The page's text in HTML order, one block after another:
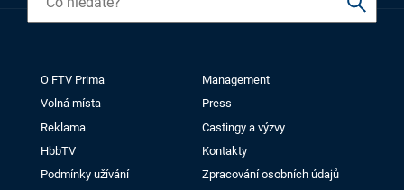
O FTV Prima
Management
Volná místa
Press
Reklama
Castingy a výzvy
HbbTV
Kontakty
Podmínky užívání
Zpracování osobních údajů